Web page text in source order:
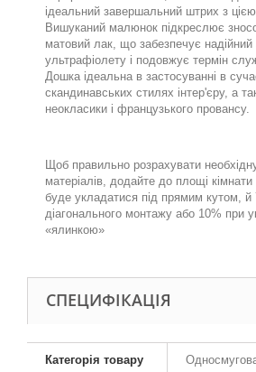
ідеальний завершальний штрих з
Вишуканий малюнок підкреслює
матовий лак, що забезпечує надійний
ультрафіолету і подовжує термін
Дошка ідеальна в застосуванні в
скандинавських стилях інтер'єру, а
неокласики і французького провансу.
Щоб правильно розрахувати необхідну
матеріалів, додайте до площі
буде укладатися під прямим кутом,
діагонального монтажу або 10% при
«ялинкою»
СПЕЦИФІКАЦІЯ
Категорія товару